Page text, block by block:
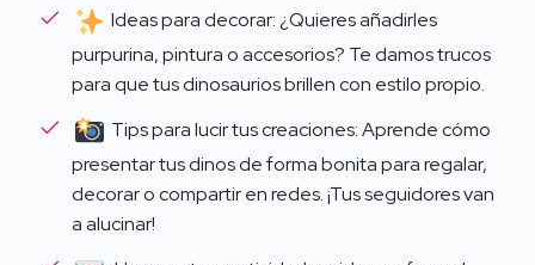
formato PDF para facilitar tu trabajo. Solo imprime,
recorta y ¡comienza a crear tus bebés dinosaurios sin
complicaciones!
Materiales Fáciles de Conseguir:Utilizaremos
materiales accesibles y económicos como goma eva,
tijeras, pegamento, entre otros, para que puedas
realizar tus proyectos sin complicaciones ni gastos
excesivos.
Ideas para decorar: ¿Quieres añadirles
purpurina, pintura o accesorios? Te damos trucos
para que tus dinosaurios brillen con estilo propio.
Tips para lucir tus creaciones: Aprende cómo
presentar tus dinos de forma bonita para regalar,
decorar o compartir en redes. ¡Tus seguidores van
a alucinar!